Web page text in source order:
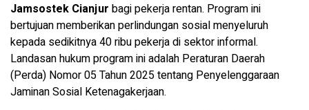
Jamsostek Cianjur bagi pekerja rentan. Program ini
bertujuan memberikan perlindungan sosial menyeluruh
kepada sedikitnya 40 ribu pekerja di sektor informal.
Landasan hukum program ini adalah Peraturan Daerah
(Perda) Nomor 05 Tahun 2025 tentang Penyelenggaraan
Jaminan Sosial Ketenagakerjaan.